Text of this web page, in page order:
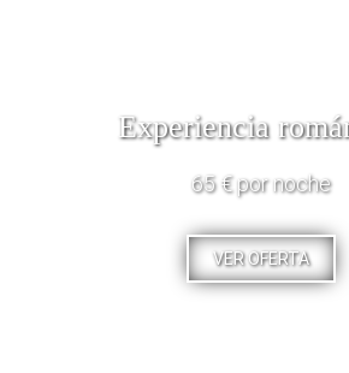
Experiencia
65 € por noche
VER OFERTA